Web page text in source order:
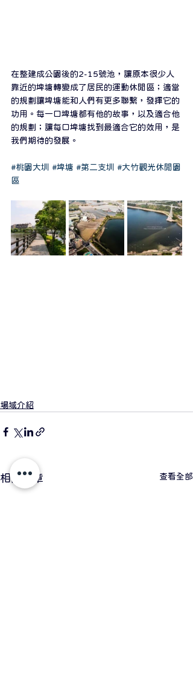
⁣在整建成公園後的2-15號池，讓原本很少人
靠近的埤塘轉變成了居民的運動休閒區；適當
的規劃讓埤塘能和人們有更多聯繫，發揮它的
功用。每一口埤塘都有他的故事，以及適合他
的規劃；讓每口埤塘找到最適合它的效用，是
我們期待的發展。
#桃園大圳 #埤塘 #第二支圳
#大竹觀光休閒園
區
場域介紹
相關文章 查看全部